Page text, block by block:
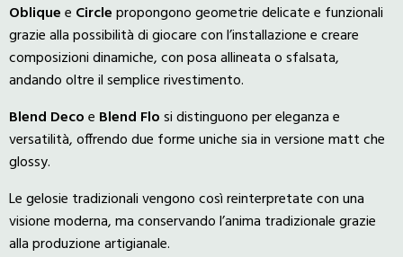
Obliquee Circlepropongono geometrie delicate e funzionali
grazie alla possibilità di giocare con l’installazione e creare
composizioni dinamiche, con posa allineata o sfalsata,
andando oltre il semplice rivestimento.
Blend Decoe Blend Flosi distinguono per eleganza e
versatilità, offrendo due forme uniche sia in versione matt che
glossy.
Le gelosie tradizionali vengono così reinterpretate con una
visione moderna, ma conservando l’anima tradizionale grazie
alla produzione artigianale.